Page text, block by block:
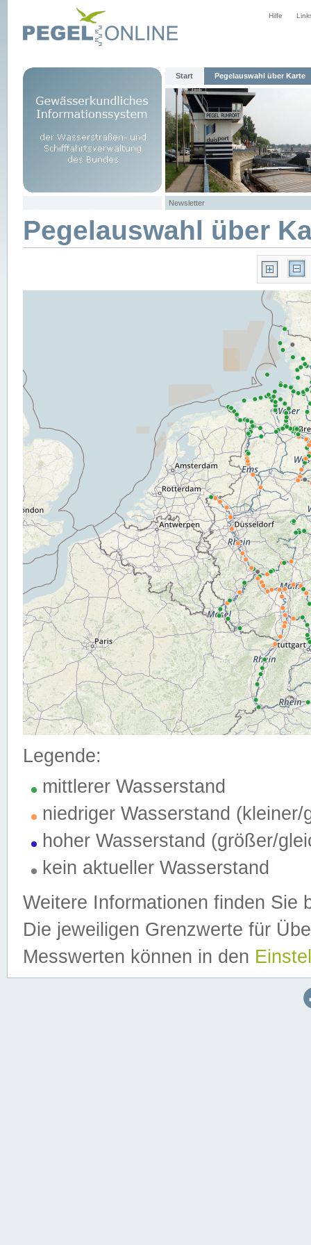
Hilfe
Start Pegelauswahl über Karte
Newsletter
Pegelauswahl über
Legende:
mittlerer Wasserstand
niedriger Wasserstand (kleiner/
hoher Wasserstand (größer/
kein aktueller Wasserstand
Weitere Informationen finden Sie
Die jeweiligen Grenzwerte für
Messwerten können in den